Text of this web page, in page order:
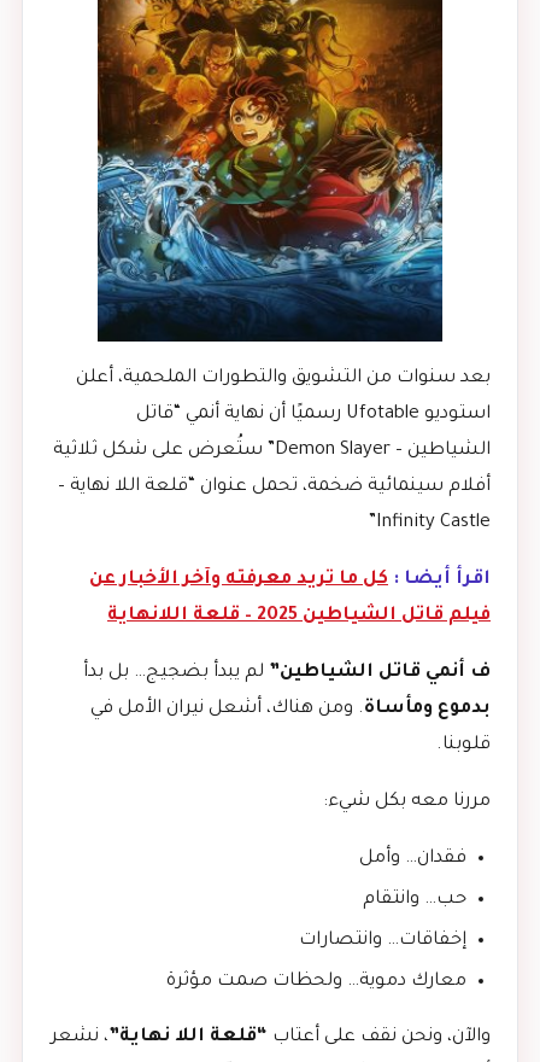
بعد سنوات من التشويق والتطورات الملحمية، أعلن
استوديو Ufotable رسميًا أن نهاية أنمي “قاتل
الشياطين – Demon Slayer” ستُعرض على شكل ثلاثية
أفلام سينمائية ضخمة، تحمل عنوان “قلعة اللا نهاية –
Infinity Castle”
اقرأ أيضا : كل ما تريد معرفته وآخر الأخبار عن
فيلم قاتل الشياطين 2025 – قلعة اللانهاية
ف أنمي قاتل الشياطين” لم يبدأ بضجيج… بل بدأ
بدموع ومأساة. ومن هناك، أشعل نيران الأمل في
قلوبنا.
مررنا معه بكل شيء:
فقدان… وأمل
حب… وانتقام
إخفاقات… وانتصارات
معارك دموية… ولحظات صمت مؤثرة
والآن، ونحن نقف على أعتاب “قلعة اللا نهاية”، نشعر